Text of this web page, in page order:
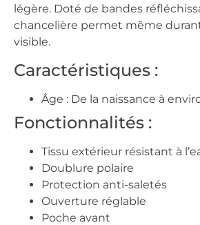
légère. Doté de bandes
chancelière permet même
visible.
Caractéristiques :
Âge : De la naissance à
Fonctionnalités :
Tissu extérieur résistant à
Doublure polaire
Protection anti-saletés
Ouverture réglable
Poche avant